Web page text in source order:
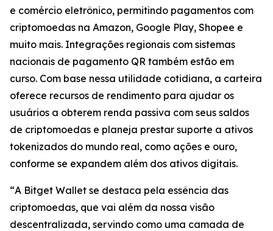
e comércio eletrônico, permitindo pagamentos com
criptomoedas na Amazon, Google Play, Shopee e
muito mais. Integrações regionais com sistemas
nacionais de pagamento QR também estão em
curso. Com base nessa utilidade cotidiana, a carteira
oferece recursos de rendimento para ajudar os
usuários a obterem renda passiva com seus saldos
de criptomoedas e planeja prestar suporte a ativos
tokenizados do mundo real, como ações e ouro,
conforme se expandem além dos ativos digitais.
“A Bitget Wallet se destaca pela essência das
criptomoedas, que vai além da nossa visão
descentralizada, servindo como uma camada de